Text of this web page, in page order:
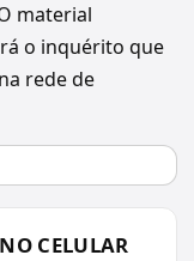
material
o inquérito que
rede de
CELULAR